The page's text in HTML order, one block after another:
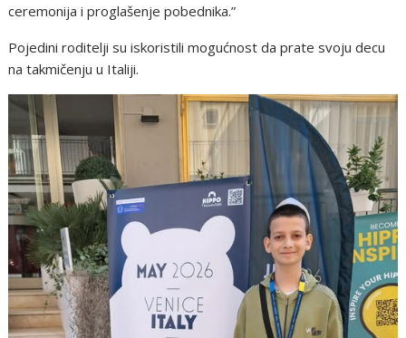
ceremonija i proglašenje pobednika.”
Pojedini roditelji su iskoristili mogućnost da prate svoju decu
na takmičenju u Italiji.